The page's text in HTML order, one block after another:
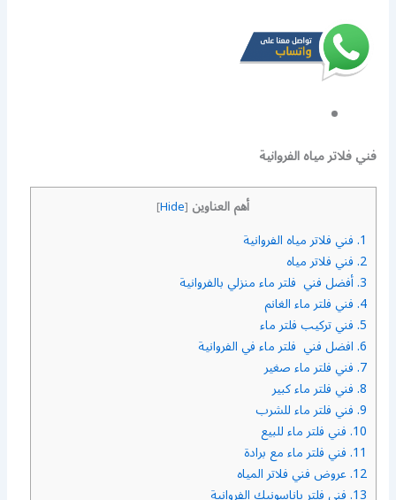
فني فلاتر مياه الفروانية
أهم العناوين [
Hide
]
1. فني فلاتر مياه الفروانية
2. فني فلاتر مياه
3. أفضل فني فلتر ماء منزلي بالفروانية
4. فني فلتر ماء الغانم
5. فني تركيب فلتر ماء
6. افضل فني فلتر ماء في الفروانية
7. فني فلتر ماء صغير
8. فني فلتر ماء كبير
9. فني فلتر ماء للشرب
10. فني فلتر ماء للبيع
11. فني فلتر ماء مع برادة
12. عروض فني فلاتر المياه
13. فني فلتر باناسونيك الفروانية